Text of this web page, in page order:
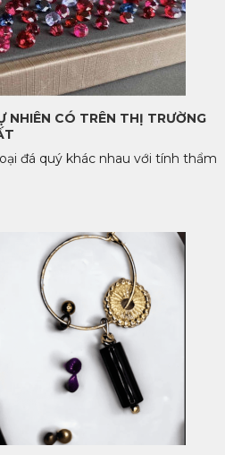
CÓ TRÊN THỊ TRƯỜNG
đá quý khác nhau với tính thẩm